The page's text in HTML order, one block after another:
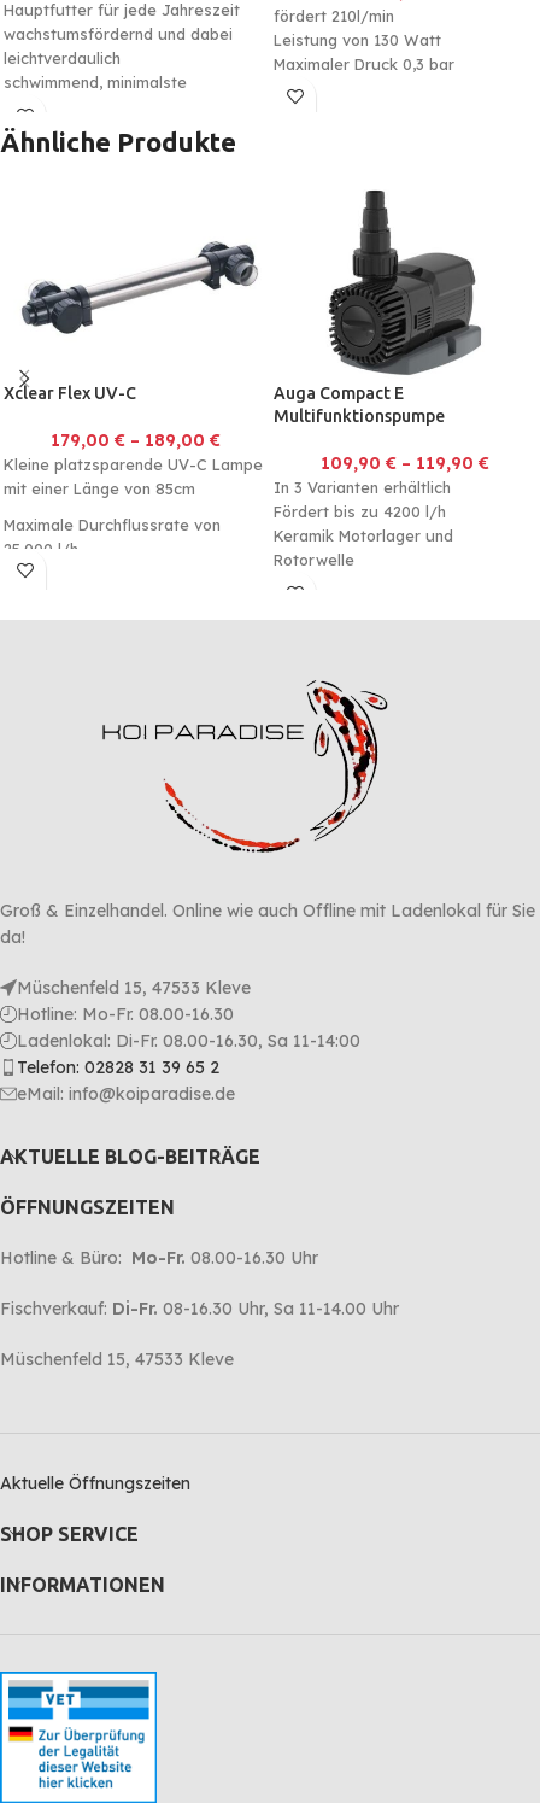
Hauptfutter für jede Jahreszeit
wachstumsfördernd und dabei
leichtverdaulich
schwimmend, minimalste
Wasserbelastung
fördert 210l/min
Leistung von 130 Watt
Maximaler Druck 0,3 bar
Ähnliche Produkte
Xclear Flex UV-C
179,00 €– 189,00 €
Kleine platzsparende UV-C Lampe
mit einer Länge von 85cm
Maximale Durchflussrate von
25.000 l/h
Auga Compact E
Multifunktionspumpe
109,90 € – 119,90 €
In 3 Varianten erhältlich
Fördert bis zu 4200 l/h
Keramik Motorlager und
Rotorwelle
Geeignet für kleine Teiche,
Groß & Einzelhandel. Online wie auch Offline mit Ladenlokal für Sie
da!
Müschenfeld 15, 47533 Kleve
Hotline: Mo-Fr. 08.00-16.30
Ladenlokal: Di-Fr. 08.00-16.30, Sa 11-14:00
Telefon: 02828 31 39 65 2
eMail: info@koiparadise.de
AKTUELLE BLOG-BEITRÄGE
ÖFFNUNGSZEITEN
Hotline & Büro: Mo-Fr. 08.00-16.30 Uhr
Fischverkauf: Di-Fr. 08-16.30 Uhr, Sa 11-14.00 Uhr
Müschenfeld 15, 47533 Kleve
Aktuelle Öffnungszeiten
SHOP SERVICE
INFORMATIONEN